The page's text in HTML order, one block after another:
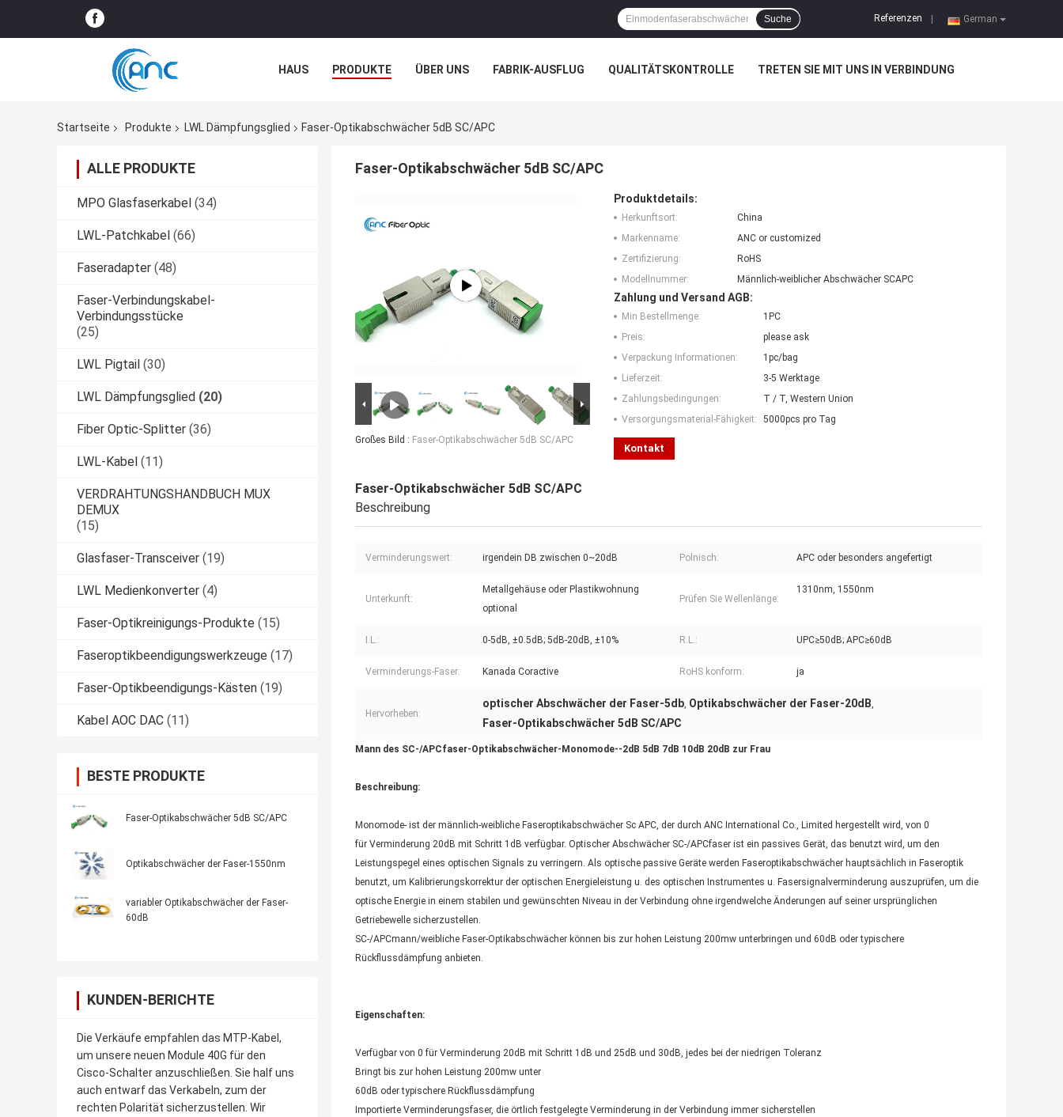
German
Referenzen
Suche
HAUS PRODUKTE ÜBER UNS FABRIK-AUSFLUG QUALITÄTSKONTROLLE TRETEN SIE MIT UNS IN VERBINDUNG
Startseite
Produkte LWL Dämpfungsglied Faser-Optikabschwächer 5dB SC/APC
ALLE PRODUKTE
MPO Glasfaserkabel (34)
LWL-Patchkabel (66)
Faseradapter (48)
Faser-Verbindungskabel-
Verbindungsstücke
(25)
LWL Pigtail (30)
LWL Dämpfungsglied (20)
Fiber Optic-Splitter (36)
LWL-Kabel (11)
VERDRAHTUNGSHANDBUCH MUX
DEMUX
(15)
Glasfaser-Transceiver (19)
LWL Medienkonverter (4)
Faser-Optikreinigungs-Produkte (15)
Faseroptikbeendigungswerkzeuge (17)
Faser-Optikbeendigungs-Kästen (19)
Kabel AOC DAC (11)
BESTE PRODUKTE
Faser-Optikabschwächer 5dB SC/APC
Optikabschwächer der Faser-1550nm
variabler Optikabschwächer der Faser-
60dB
KUNDEN-BERICHTE
Die Verkäufe empfahlen das MTP-Kabel,
um unsere neuen Module 40G für den
Cisco-Schalter anzuschließen. Sie half uns
auch entwarf das Verkabeln, zum der
rechten Polarität sicherzustellen. Wir
Faser-Optikabschwächer 5dB SC/APC
Großes Bild : Faser-Optikabschwächer 5dB SC/APC
Produktdetails:
Herkunftsort:
China
Markenname:
ANC or customized
Zertifizierung:
RoHS
Modellnummer:
Männlich-weiblicher Abschwächer SCAPC
Zahlung und Versand AGB:
Min Bestellmenge:
1PC
Preis:
please ask
Verpackung Informationen:
1pc/bag
Lieferzeit:
3-5 Werktage
Zahlungsbedingungen:
T / T, Western Union
Versorgungsmaterial-Fähigkeit:
5000pcs pro Tag
Kontakt
Faser-Optikabschwächer 5dB SC/APC
Beschreibung
Verminderungswert: irgendein DB zwischen 0~20dB Polnisch: APC oder besonders angefertigt
Unterkunft:
Metallgehäuse oder Plastikwohnung
optional
Prüfen Sie Wellenlänge:
1310nm, 1550nm
I.L.: 0-5dB, ±0.5dB; 5dB-20dB, ±10% R.L.: UPC≥50dB; APC≥60dB
Verminderungs-Faser: Kanada Coractive RoHS konform: ja
Hervorheben:
optischer Abschwächer der Faser-5db, Optikabschwächer der Faser-20dB,
Faser-Optikabschwächer 5dB SC/APC
Mann des SC-/APCfaser-Optikabschwächer-Monomode--2dB 5dB 7dB 10dB 20dB zur Frau
Beschreibung:
Monomode- ist der männlich-weibliche Faseroptikabschwächer Sc APC, der durch ANC International Co., Limited hergestellt wird, von 0
für Verminderung 20dB mit Schritt 1dB verfügbar. Optischer Abschwächer SC-/APCfaser ist ein passives Gerät, das benutzt wird, um den
Leistungspegel eines optischen Signals zu verringern. Als optische passive Geräte werden Faseroptikabschwächer hauptsächlich in Faseroptik
benutzt, um Kalibrierungskorrektur der optischen Energieleistung u. des optischen Instrumentes u. Fasersignalverminderung auszuprüfen, um die
optische Energie in einem stabilen und gewünschten Niveau in der Verbindung ohne irgendwelche Änderungen auf seiner ursprünglichen
Getriebewelle sicherzustellen.
SC-/APCmann/weibliche Faser-Optikabschwächer können bis zur hohen Leistung 200mw unterbringen und 60dB oder typischere
Rückflussdämpfung anbieten.
Eigenschaften:
Verfügbar von 0 für Verminderung 20dB mit Schritt 1dB und 25dB und 30dB, jedes bei der niedrigen Toleranz
Bringt bis zur hohen Leistung 200mw unter
60dB oder typischere Rückflussdämpfung
Importierte Verminderungsfaser, die örtlich festgelegte Verminderung in der Verbindung immer sicherstellen